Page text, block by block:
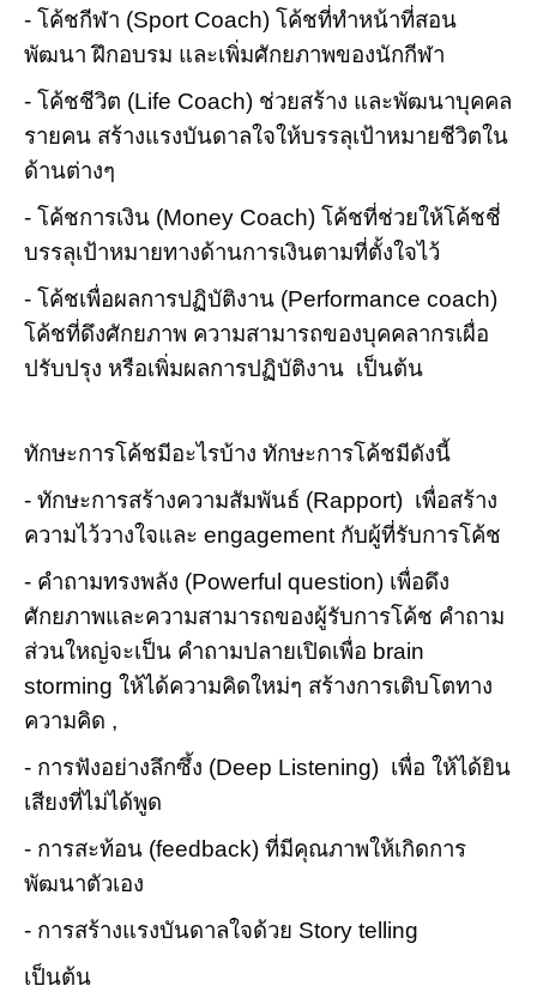
- โค้ชกีฬา (Sport Coach) โค้ชที่ทำหน้าที่สอน
พัฒนา ฝึกอบรม และเพิ่มศักยภาพของนักกีฬา
- โค้ชชีวิต (Life Coach) ช่วยสร้าง และพัฒนาบุคคล
รายคน สร้างแรงบันดาลใจให้บรรลุเป้าหมายชีวิตใน
ด้านต่างๆ
- โค้ชการเงิน (Money Coach) โค้ชที่ช่วยให้โค้ชชี่
บรรลุเป้าหมายทางด้านการเงินตามที่ตั้งใจไว้
- โค้ชเพื่อผลการปฏิบัติงาน (Performance coach)
โค้ชที่ดึงศักยภาพ ความสามารถของบุคคลากรเผื่อ
ปรับปรุง หรือเพิ่มผลการปฏิบัติงาน เป็นต้น
ทักษะการโค้ชมีอะไรบ้าง ทักษะการโค้ชมีดังนี้
- ทักษะการสร้างความสัมพันธ์ (Rapport) เพื่อสร้าง
ความไว้วางใจและ engagement กับผู้ที่รับการโค้ช
- คำถามทรงพลัง (Powerful question) เพื่อดึง
ศักยภาพและความสามารถของผู้รับการโค้ช คำถาม
ส่วนใหญ่จะเป็น คำถามปลายเปิดเพื่อ brain
storming ให้ได้ความคิดใหม่ๆ สร้างการเติบโตทาง
ความคิด ,
- การฟังอย่างลึกซึ้ง (Deep Listening) เพื่อ ให้ได้ยิน
เสียงที่ไม่ได้พูด
- การสะท้อน (feedback) ที่มีคุณภาพให้เกิดการ
พัฒนาตัวเอง
- การสร้างแรงบันดาลใจด้วย Story telling
เป็นต้น